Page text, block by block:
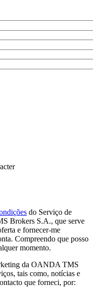
do Serviço de
Brokers S.A., que serve
e fornecer-me
Compreendo que posso
momento.
da OANDA TMS
tais como, notícias e
que forneci, por: